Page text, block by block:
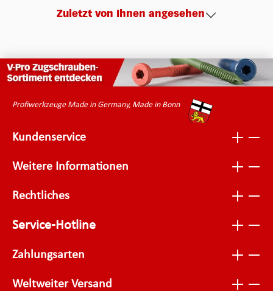
Zuletzt von Ihnen angesehen
Profiwerkzeuge Made in Germany, Made in Bonn
Kundenservice
Weitere Informationen
Rechtliches
Service-Hotline
Zahlungsarten
Weltweiter Versand